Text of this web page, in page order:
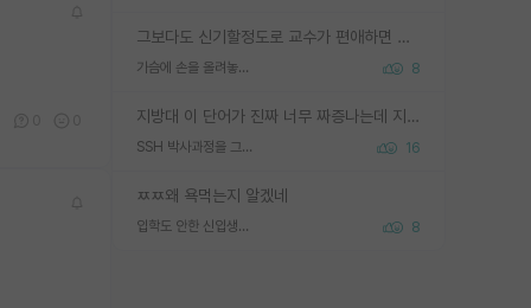
그보다도 신기할정도로 교수가 편애하면 그사람만 논문이 되더라구요 내용이 다른 사람보다 허접해도요
가슴에 손을 올려놓고 싫어하는 사람 불공정하게 리뷰 8
지방대 이 단어가 진짜 너무 짜증나는데 지방대면 다 그냥 쓰레기인가요? 무슨 말 같지도 않은 댓글들이 있는건지??? 지방에도 충분히 좋은 대학 많고 충분히 잘하는 교수님들 많습니다 포항공대 4개 IST 대표 지거국들 여기 모두 다 지방에 있고 여기 출신들 중에 교수하는 분들 적지 않습니다 지거국 출신이 무슨 교수를 하냐?라고 생각할 사람들 많은데 상위 대표 지거국에 아웃라이어들 많습니다 결국 개인의 연구역량과 실적이 중요합니다 이 역량을 펼치는데 있어서 지도교수와의 합도 중요합니다. 그리고 경력이 필요하면 해외포닥까지 다녀오세요
SSH 박사과정을 그만두고 지방대 박사로 옮기면 교수의 꿈은 끝일까요? 16
ㅉㅉ왜 욕먹는지 알겠네
입학도 안한 신입생이 원래 관심을 받나요 8